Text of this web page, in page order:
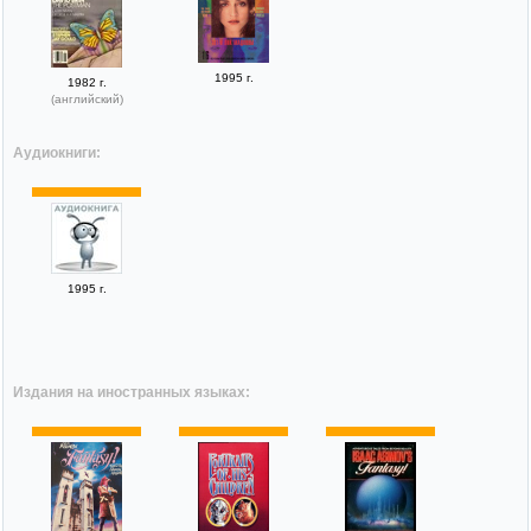
1982 г.
(английский)
1995 г.
Аудиокниги:
1995 г.
Издания на иностранных языках: